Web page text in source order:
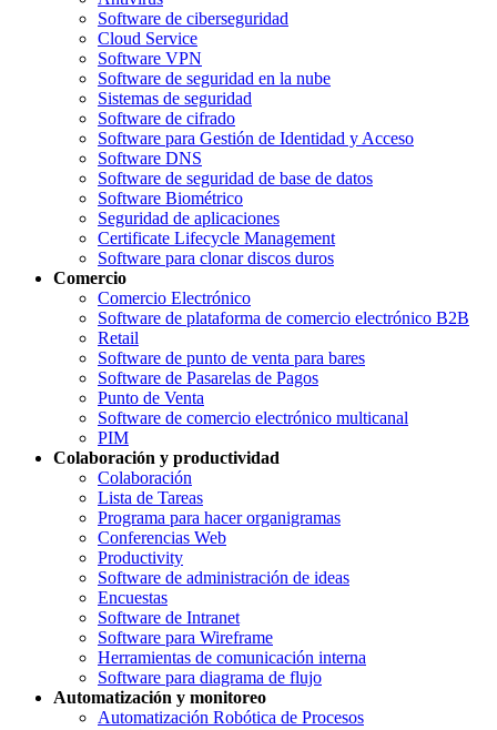
Software de ciberseguridad
Cloud Service
Software VPN
Software de seguridad en la nube
Sistemas de seguridad
Software de cifrado
Software para Gestión de Identidad y Acceso
Software DNS
Software de seguridad de base de datos
Software Biométrico
Seguridad de aplicaciones
Certificate Lifecycle Management
Software para clonar discos duros
Comercio
Comercio Electrónico
Software de plataforma de comercio electrónico B2B
Retail
Software de punto de venta para bares
Software de Pasarelas de Pagos
Punto de Venta
Software de comercio electrónico multicanal
PIM
Colaboración y productividad
Colaboración
Lista de Tareas
Programa para hacer organigramas
Conferencias Web
Productivity
Software de administración de ideas
Encuestas
Software de Intranet
Software para Wireframe
Herramientas de comunicación interna
Software para diagrama de flujo
Automatización y monitoreo
Automatización Robótica de Procesos